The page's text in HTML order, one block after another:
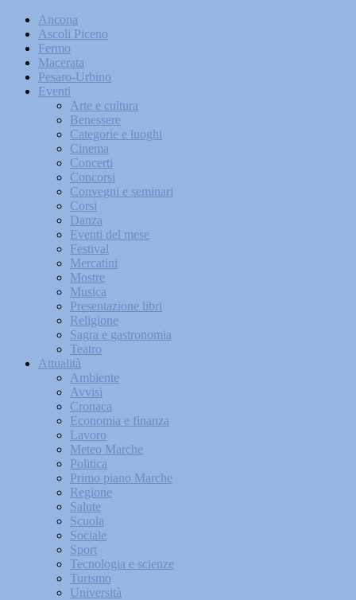
Ancona
Ascoli Piceno
Fermo
Macerata
Pesaro-Urbino
Eventi
Arte e cultura
Benessere
Categorie e luoghi
Cinema
Concerti
Concorsi
Convegni e seminari
Corsi
Danza
Eventi del mese
Festival
Mercatini
Mostre
Musica
Presentazione libri
Religione
Sagra e gastronomia
Teatro
Attualità
Ambiente
Avvisi
Cronaca
Economia e finanza
Lavoro
Meteo Marche
Politica
Primo piano Marche
Regione
Salute
Scuola
Sociale
Sport
Tecnologia e scienze
Turismo
Università